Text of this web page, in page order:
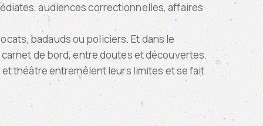
audiences correctionnelles, affaires
badauds ou policiers. Et dans le
de bord, entre doutes et découvertes.
et théâtre entremêlent leurs limites et se fait